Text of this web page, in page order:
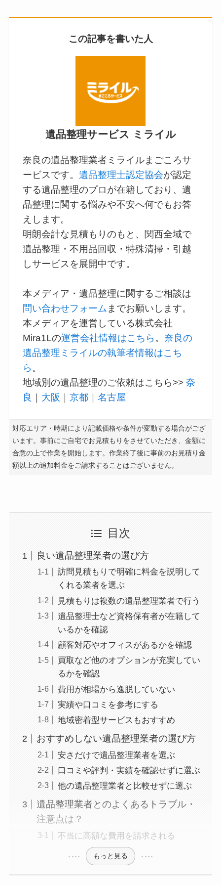
この記事を書いた人
遺品整理サービス ミライル
奈良の遺品整理業者ミライルまごころサ
ービスです。遺品整理士認定協会が認定
する遺品整理のプロが在籍しており、遺
品整理に関する悩みや不安へ何でもお答
えします。
明朗会計な見積もりのもと、関西全域で
遺品整理・不用品回収・特殊清掃・引越
しサービスを展開中です。
本メディア・遺品整理に関するご相談は
問い合わせフォーム までお願いします。
本メディアを運営している株式会社
Mira1Lの運営会社情報はこちら 。奈良の
遺品整理ミライルの執筆者情報はこち
ら 。
地域別の遺品整理のご依頼はこちら>>奈
良 ｜ 大阪 ｜京都 ｜名古屋
対応エリア・時期により記載価格や条件が変動する場合がござ
います。事前にご自宅でお見積もりをさせていただき、金額に
合意の上で作業を開始します。作業終了後に事前のお見積り金
額以上の追加料金をご請求することはございません。
目次
良い遺品整理業者の選び方
訪問見積もりで明確に料金を説明して
くれる業者を選ぶ
見積もりは複数の遺品整理業者で行う
遺品整理士など資格保有者が在籍して
いるかを確認
顧客対応やオフィスがあるかを確認
買取など他のオプションが充実してい
るかを確認
費用が相場から逸脱していない
実績や口コミを参考にする
地域密着型サービスもおすすめ
おすすめしない遺品整理業者の選び方
安さだけで遺品整理業者を選ぶ
口コミや評判・実績を確認せずに選ぶ
他の遺品整理業者と比較せずに選ぶ
遺品整理業者とのよくあるトラブル・
注意点は？
不当に高額な費用を請求される
もっと見る